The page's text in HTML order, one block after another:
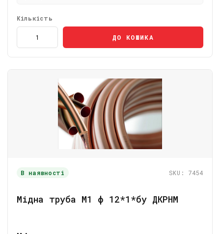
Кількість
ДО КОШИКА
В наявності SKU: 7454
Мідна труба М1 ф 12*1*бу ДКРНМ